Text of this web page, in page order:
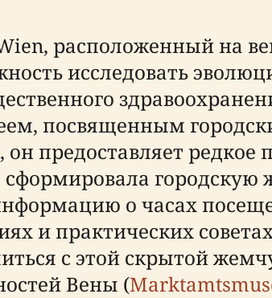
расположенный на
исследовать
посвященным
он предоставляет
сформировала
о часах
и практических
с этой скрытой
Вены (